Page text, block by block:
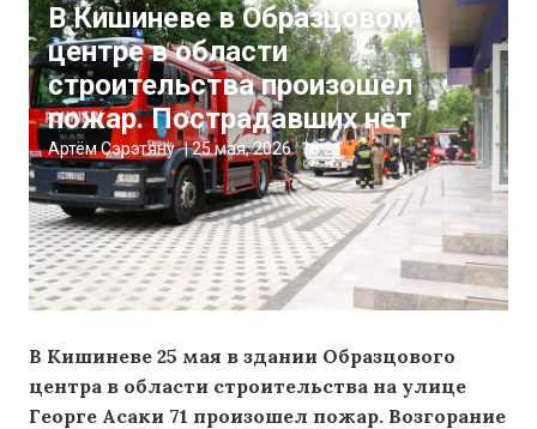
В Кишиневе в Образцовом
центре в области
строительства произошел
пожар. Пострадавших нет
Артём Сэрэтяну |25 мая, 2026 18:21
В Кишиневе 25 мая в здании Образцового
центра в области строительства на улице
Георге Асаки 71 произошел пожар. Возгорание